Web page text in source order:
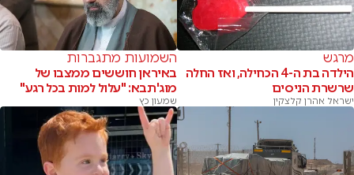
מרגש
הילדה בת ה-4 הכחילה, ואז החלה
שרשרת הניסים
ישראל אהרן קלצקין
השמועות מתגברות
באיראן חוששים ממצבו של
מוג'תבא: "עלול למות בכל רגע"
שמעון כץ